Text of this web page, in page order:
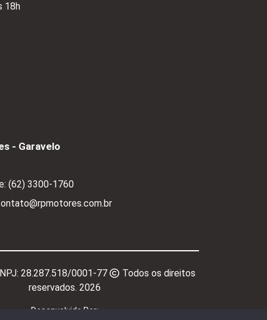
18h
- Garavelo
(62) 3300-1760
28.287.518/0001-77
Todos os direitos
reservados. 2026
Desenvolvido Por: